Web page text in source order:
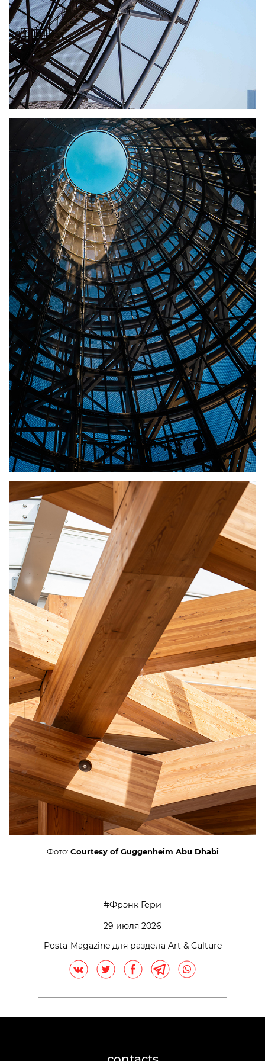
Фото: Courtesy of Guggenheim Abu Dhabi
Фрэнк Гери
29 июля 2026
Posta-Magazine для раздела Art & Culture